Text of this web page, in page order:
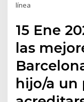
línea
15 Ene
las
hijo/a un